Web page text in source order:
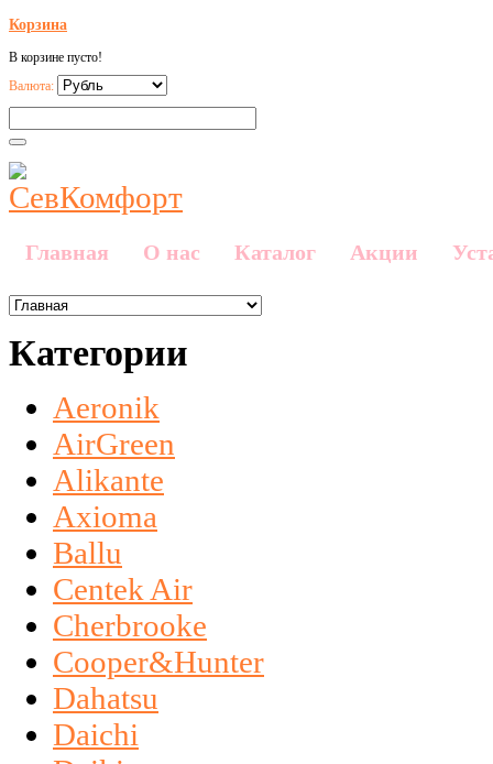
Корзина
В корзине пусто!
Валюта:
Главная О нас Каталог Акции
Категории
Aeronik
AirGreen
Alikante
Axioma
Ballu
Centek Air
Cherbrooke
Cooper&Hunter
Dahatsu
Daichi